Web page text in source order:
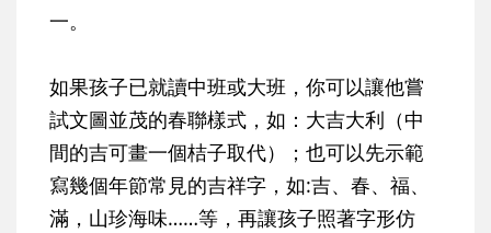
一。
如果孩子已就讀中班或大班，你可以讓他嘗
試文圖並茂的春聯樣式，如：大吉大利（中
間的吉可畫一個桔子取代）；也可以先示範
寫幾個年節常見的吉祥字，如:吉、春、福、
滿，山珍海味……等，再讓孩子照著字形仿